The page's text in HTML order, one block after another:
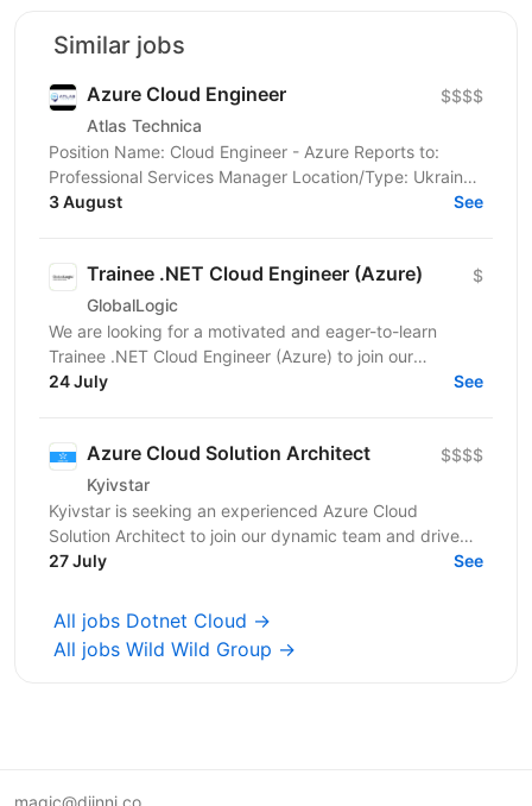
Similar jobs
Azure Cloud Engineer
Atlas Technica
$$$$
Position Name: Cloud Engineer - Azure Reports to:
Professional Services Manager Location/Type: Ukraine
About Us: Atlas Technica's mission is to shoulder...
3 August See
Trainee .NET Cloud Engineer (Azure)
GlobalLogic
$
We are looking for a motivated and eager-to-learn
Trainee .NET Cloud Engineer (Azure) to join our
engineering team in Lviv. This is an excellent
24 July See
Azure Cloud Solution Architect
Kyivstar
$$$$
Kyivstar is seeking an experienced Azure Cloud
Solution Architect to join our dynamic team and drive
the establishment of an innovative Cloud Technology...
27 July See
All jobs Dotnet Cloud →
All jobs Wild Wild Group →